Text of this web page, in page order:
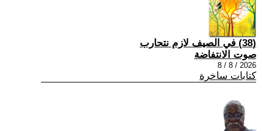
(38) في الصيف لازم نتحارب
صوت الانتفاضة
2026 / 8 / 8
كتابات ساخرة